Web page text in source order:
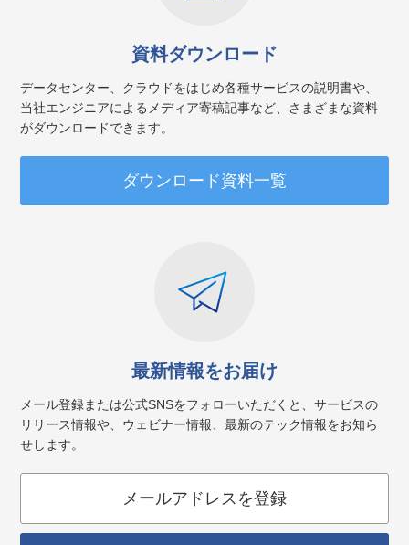
資料ダウンロード
データセンター、クラウドをはじめ各種サービスの説明書や、
当社エンジニアによるメディア寄稿記事など、さまざまな資料
がダウンロードできます。
ダウンロード資料一覧
最新情報をお届け
メール登録または公式SNSをフォローいただくと、サービスの
リリース情報や、ウェビナー情報、最新のテック情報をお知ら
せします。
メールアドレスを登録